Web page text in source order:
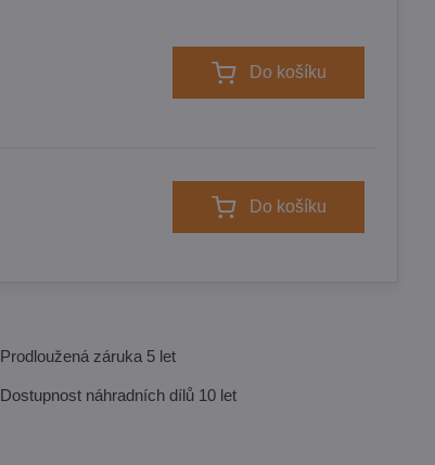
Do košíku
Do košíku
Prodloužená záruka 5 let
Dostupnost náhradních dílů 10 let